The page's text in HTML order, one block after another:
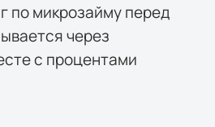
по микрозайму перед
через
с процентами